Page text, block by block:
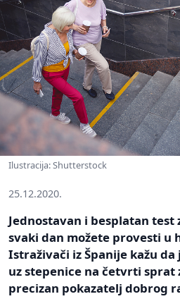
Ilustracija: Shutterstock
25.12.2020.
Jednostavan i besplatan test
svaki dan možete provesti u
Istraživači iz Španije kažu da
uz stepenice na četvrti sprat
precizan pokazatelj dobrog